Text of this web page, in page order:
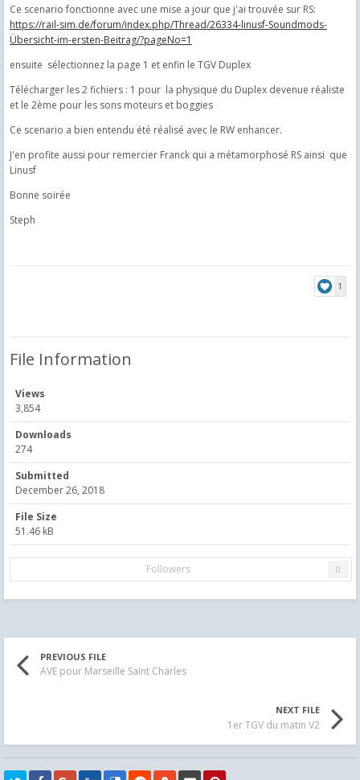
Ce scenario fonctionne avec une mise a jour que j'ai trouvée sur RS:
https://rail-sim.de/forum/index.php/Thread/26334-linusf-Soundmods-
Übersicht-im-ersten-Beitrag/?pageNo=1
ensuite sélectionnez la page 1 et enfin le TGV Duplex
Télécharger les 2 fichiers : 1 pour la physique du Duplex devenue réaliste
et le 2ème pour les sons moteurs et boggies
Ce scenario a bien entendu été réalisé avec le RW enhancer.
J'en profite aussi pour remercier Franck qui a métamorphosé RS ainsi que
Linusf
Bonne soirée
Steph
1
File Information
Views
3,854
Downloads
274
Submitted
December 26, 2018
File Size
51.46 kB
Followers 0
PREVIOUS FILE
AVE pour Marseille Saint Charles
NEXT FILE
1er TGV du matin V2